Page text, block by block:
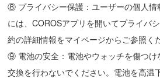
⑧ プライバシー保護：ユーザーの個人情
には、COROSアプリを開いてプライバ
約の詳細情報をマイページからご参照く
⑨ 電池の安全：電池やウォッチを傷つけ
交換を行わないでください。電池を高温